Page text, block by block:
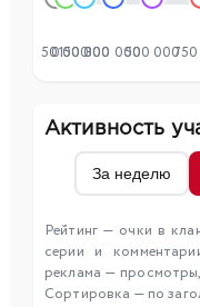
0
50 000
150 000300 000500 000
Активность
За неделю
Рейтинг — очки в
серии и
реклама —
Сортировка — по